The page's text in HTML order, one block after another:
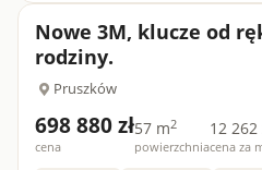
Nowe 3M, klucze od
rodziny.
Pruszków
698 880 zł
cena
57 m2
powierzchnia
12 262
cena za